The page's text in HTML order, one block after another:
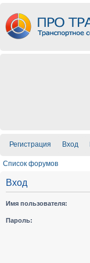
Регистрация Вход
Список форумов
Вход
Имя пользователя:
Пароль: